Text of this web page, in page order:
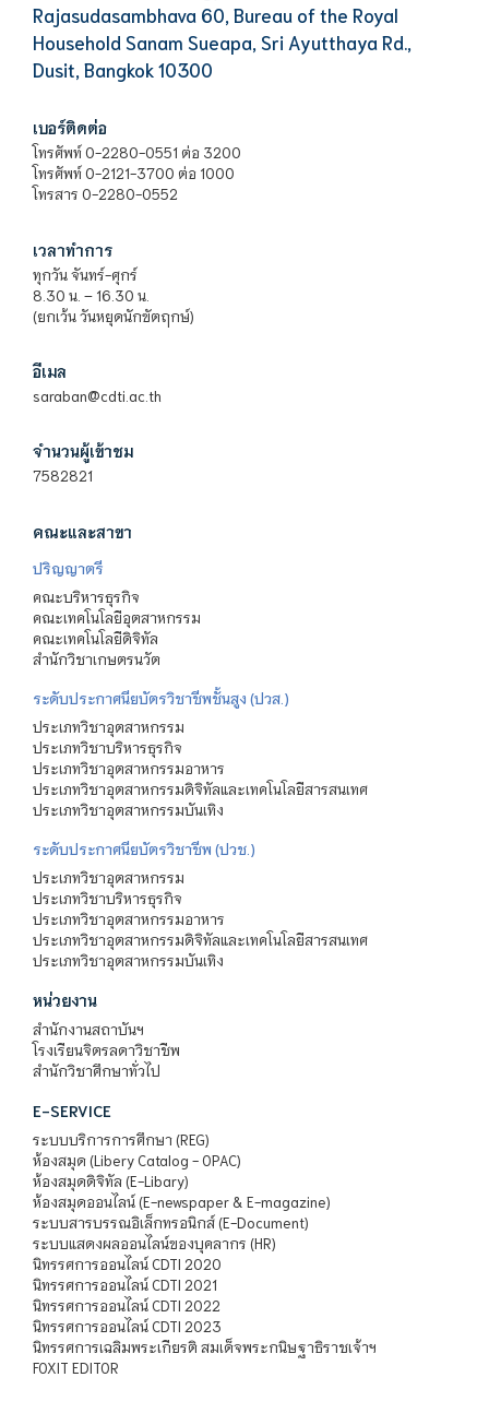
Rajasudasambhava 60, Bureau of the Royal
Household Sanam Sueapa, Sri Ayutthaya Rd.,
Dusit, Bangkok 10300
เบอร์ติดต่อ
โทรศัพท์ 0-2280-0551 ต่อ 3200
โทรศัพท์ 0-2121-3700 ต่อ 1000
โทรสาร 0-2280-0552
เวลาทำการ
ทุกวัน จันทร์-ศุกร์
8.30 น. – 16.30 น.
(ยกเว้น วันหยุดนักขัตฤกษ์)
อีเมล
saraban@cdti.ac.th
จำนวนผู้เข้าชม
7582821
คณะและสาขา
ปริญญาตรี
คณะบริหารธุรกิจ
คณะเทคโนโลยีอุตสาหกรรม
คณะเทคโนโลยีดิจิทัล
สำนักวิชาเกษตรนวัต
ระดับประกาศนียบัตรวิชาชีพชั้นสูง (ปวส.)
ประเภทวิชาอุตสาหกรรม
ประเภทวิชาบริหารธุรกิจ
ประเภทวิชาอุตสาหกรรมอาหาร
ประเภทวิชาอุตสาหกรรมดิจิทัลและเทคโนโลยีสารสนเทศ
ประเภทวิชาอุตสาหกรรมบันเทิง
ระดับประกาศนียบัตรวิชาชีพ (ปวช.)
ประเภทวิชาอุตสาหกรรม
ประเภทวิชาบริหารธุรกิจ
ประเภทวิชาอุตสาหกรรมอาหาร
ประเภทวิชาอุตสาหกรรมดิจิทัลและเทคโนโลยีสารสนเทศ
ประเภทวิชาอุตสาหกรรมบันเทิง
หน่วยงาน
สำนักงานสถาบันฯ
โรงเรียนจิตรลดาวิชาชีพ
สำนักวิชาศึกษาทั่วไป
E-SERVICE
ระบบบริการการศึกษา (REG)
ห้องสมุด (Libery Catalog - OPAC)
ห้องสมุดดิจิทัล (E-Libary)
ห้องสมุดออนไลน์ (E-newspaper & E-magazine)
ระบบสารบรรณอิเล็กทรอนิกส์ (E-Document)
ระบบแสดงผลออนไลน์ของบุคลากร (HR)
นิทรรศการออนไลน์ CDTI 2020
นิทรรศการออนไลน์ CDTI 2021
นิทรรศการออนไลน์ CDTI 2022
นิทรรศการออนไลน์ CDTI 2023
นิทรรศการเฉลิมพระเกียรติ สมเด็จพระกนิษฐาธิราชเจ้าฯ
FOXIT EDITOR